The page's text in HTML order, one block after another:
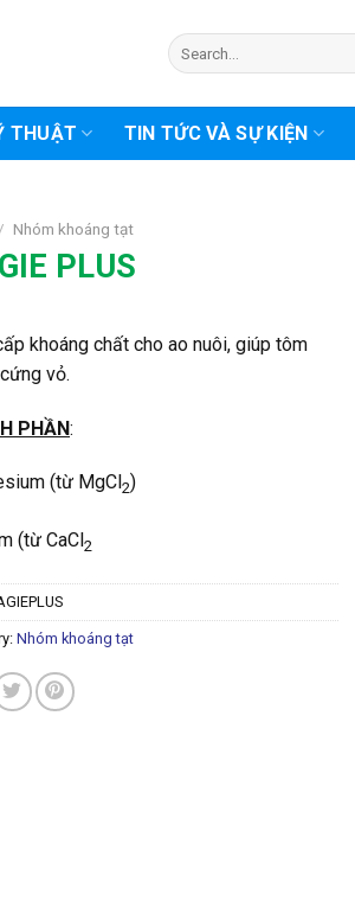
Search
for:
THUẬT TIN TỨC VÀ SỰ KIỆN
/ Nhóm khoáng tạt
PLUS
khoáng chất cho ao nuôi, giúp tôm
vỏ.
PHẦN:
(từ MgCl 2)
(từ CaCl 2
Nhóm khoáng tạt